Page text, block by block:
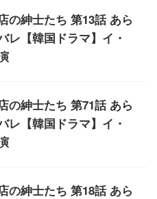
の紳士たち 第13話 あら
レ【韓国ドラマ】イ・
の紳士たち 第71話 あら
レ【韓国ドラマ】イ・
の紳士たち 第18話 あら